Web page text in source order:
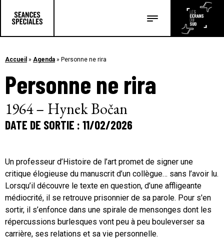
Les articles
Accueil » Agenda » Personne ne rira
Personne ne rira
1964 – Hynek Bočan
DATE DE SORTIE : 11/02/2026
Un professeur d’Histoire de l’art promet de signer une
critique élogieuse du manuscrit d’un collègue… sans l’avoir lu.
Lorsqu’il découvre le texte en question, d’une affligeante
médiocrité, il se retrouve prisonnier de sa parole. Pour s'en
sortir, il s’enfonce dans une spirale de mensonges dont les
répercussions burlesques vont peu à peu bouleverser sa
carrière, ses relations et sa vie personnelle.